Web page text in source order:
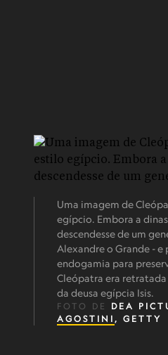
Uma imagem de
egípcio. Embora a
descendesse de um
Alexandre o Grande - e
endogamia para
Cleópatra era
da deusa egípcia Isis.
FOTO DE DEA
AGOSTINI , GETTY